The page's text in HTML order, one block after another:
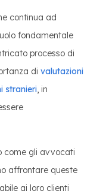
continua ad
fondamentale
processo di
di valutazioni
stranieri, in
come gli avvocati
affrontare queste
ai loro clienti